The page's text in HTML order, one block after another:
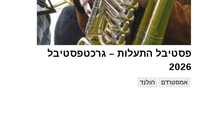
פסטיבל התעלות – גרכטפסטיבל
2026
אמסטרדם הולנד